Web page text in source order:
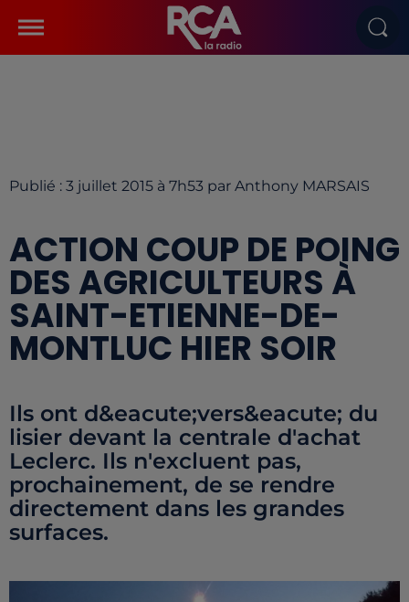
Publié : 3 juillet 2015 à 7h53 par Anthony MARSAIS
ACTION COUP DE POING
DES AGRICULTEURS À
SAINT-ETIENNE-DE-
MONTLUC HIER SOIR
Ils ont d&eacute;vers&eacute; du
lisier devant la centrale d'achat
Leclerc. Ils n'excluent pas,
prochainement, de se rendre
directement dans les grandes
surfaces.